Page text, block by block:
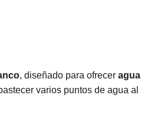
, diseñado para ofrecer agua
varios puntos de agua al